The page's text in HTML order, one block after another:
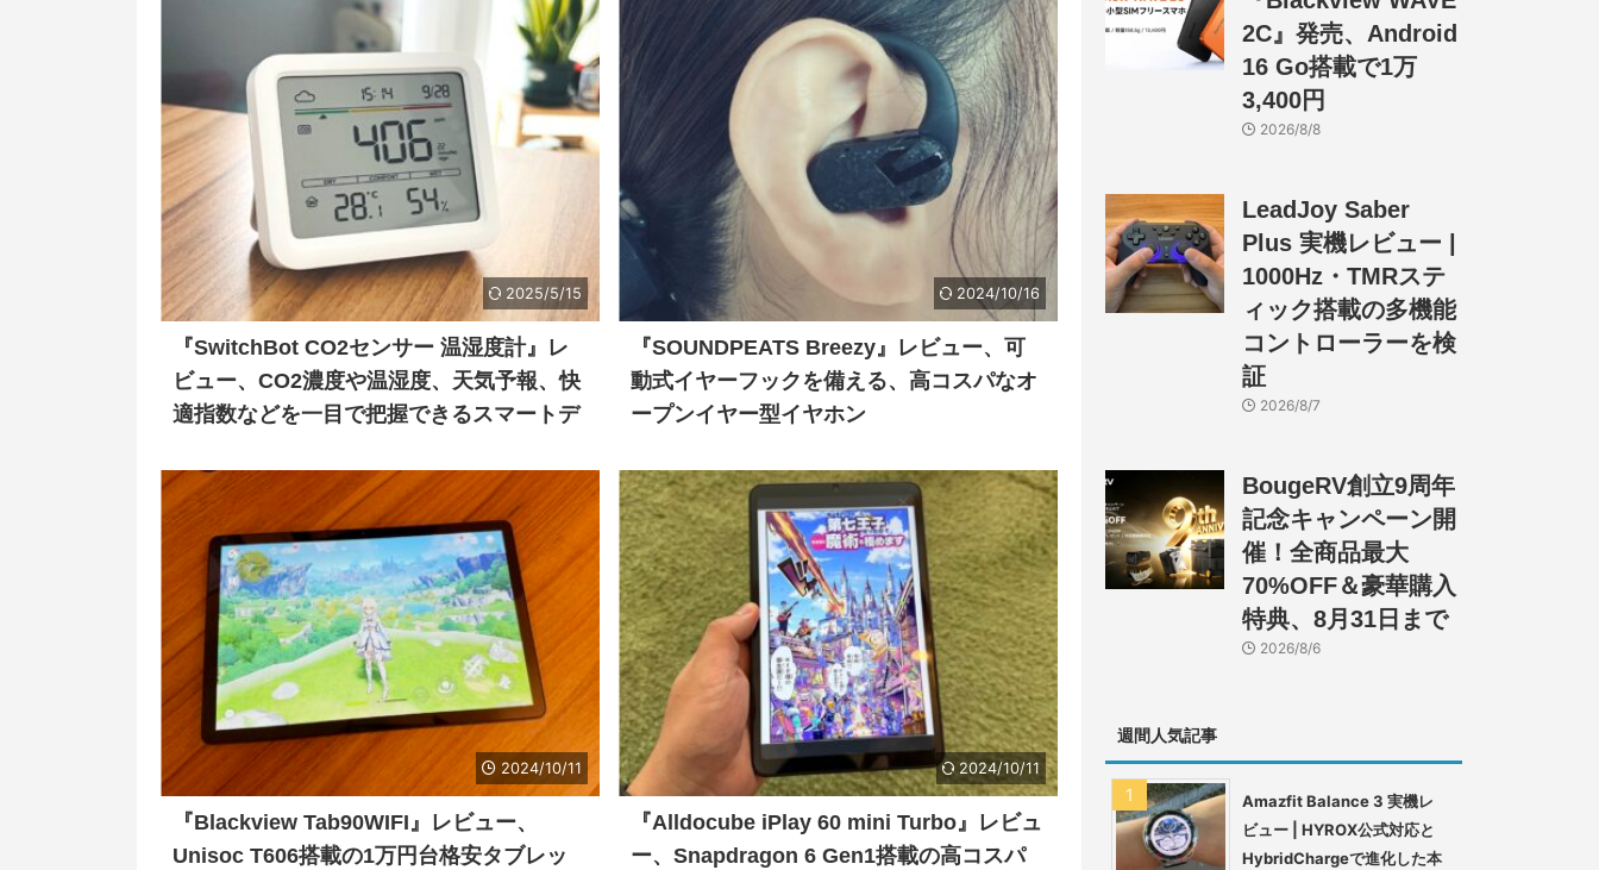
2025/5/15
『SwitchBot CO2センサー 温湿度計』レ
ビュー、CO2濃度や温湿度、天気予報、快
適指数などを一目で把握できるスマートデ
2024/10/16
『SOUNDPEATS Breezy』レビュー、可
動式イヤーフックを備える、高コスパなオ
ープンイヤー型イヤホン
2024/10/11
『Blackview Tab90WIFI』レビュー、
Unisoc T606搭載の1万円台格安タブレッ
2024/10/11
『Alldocube iPlay 60 mini Turbo』レビュ
ー、Snapdragon 6 Gen1搭載の高コスパ
2C』発売、Android
16 Go搭載で1万
3,400円
2026/8/8
LeadJoy Saber
Plus 実機レビュー |
1000Hz・TMRステ
ィック搭載の多機能
コントローラーを検
証
2026/8/7
BougeRV創立9周年
記念キャンペーン開
催！全商品最大
70%OFF＆豪華購入
特典、8月31日まで
2026/8/6
週間人気記事
Amazfit Balance 3 実機レ
ビュー | HYROX公式対応と
HybridChargeで進化した本